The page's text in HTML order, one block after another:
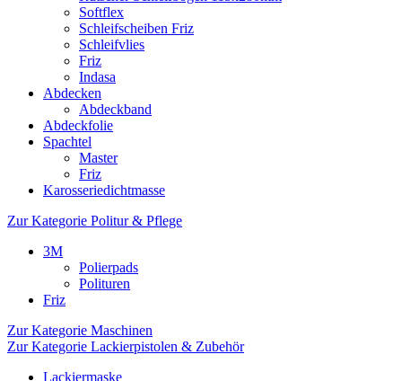
Softflex
Schleifscheiben Friz
Schleifvlies
Friz
Indasa
Abdecken
Abdeckband
Abdeckfolie
Spachtel
Master
Friz
Karosseriedichtmasse
Zur Kategorie Politur & Pflege
3M
Polierpads
Polituren
Friz
Zur Kategorie Maschinen
Zur Kategorie Lackierpistolen & Zubehör
Lackiermaske